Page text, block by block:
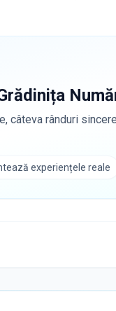
câteva rânduri
experiențele reale